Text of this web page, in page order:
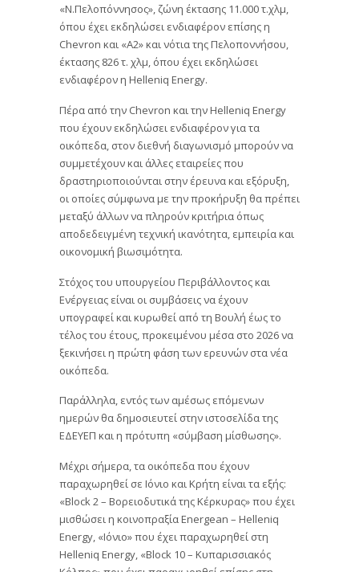
«Ν.Πελοπόννησος», ζώνη έκτασης 11.000 τ.χλμ,
όπου έχει εκδηλώσει ενδιαφέρον επίσης η
Chevron και «Α2» και νότια της Πελοποννήσου,
έκτασης 826 τ. χλμ, όπου έχει εκδηλώσει
ενδιαφέρον η Helleniq Energy.
Πέρα από την Chevron και την Helleniq Energy
που έχουν εκδηλώσει ενδιαφέρον για τα
οικόπεδα, στον διεθνή διαγωνισμό μπορούν να
συμμετέχουν και άλλες εταιρείες που
δραστηριοποιούνται στην έρευνα και εξόρυξη,
οι οποίες σύμφωνα με την προκήρυξη θα πρέπει
μεταξύ άλλων να πληρούν κριτήρια όπως
αποδεδειγμένη τεχνική ικανότητα, εμπειρία και
οικονομική βιωσιμότητα.
Στόχος του υπουργείου Περιβάλλοντος και
Ενέργειας είναι οι συμβάσεις να έχουν
υπογραφεί και κυρωθεί από τη Βουλή έως το
τέλος του έτους, προκειμένου μέσα στο 2026 να
ξεκινήσει η πρώτη φάση των ερευνών στα νέα
οικόπεδα.
Παράλληλα, εντός των αμέσως επόμενων
ημερών θα δημοσιευτεί στην ιστοσελίδα της
ΕΔΕΥΕΠ και η πρότυπη «σύμβαση μίσθωσης».
Μέχρι σήμερα, τα οικόπεδα που έχουν
παραχωρηθεί σε Ιόνιο και Κρήτη είναι τα εξής:
«Block 2 – Βορειοδυτικά της Κέρκυρας» που έχει
μισθώσει η κοινοπραξία Energean – Helleniq
Energy, «Ιόνιο» που έχει παραχωρηθεί στη
Helleniq Energy, «Block 10 – Κυπαρισσιακός